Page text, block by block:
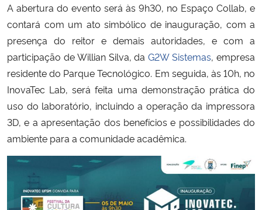
Secretaria-Geral
Secretaria de Governo
Gabinete de Segurança Institucional
Advocacia-Geral da União
A abertura do evento será às 9h30, no Espaço Collab, e
contará com um ato simbólico de inauguração, com a
presença do reitor e demais autoridades, e com a
participação de Willian Silva, daG2W Sistemas, empresa
residente do Parque Tecnológico. Em seguida, às 10h, no
InovaTec Lab, será feita uma demonstração prática do
uso do laboratório, incluindo a operação da impressora
3D, e a apresentação dos benefícios e possibilidades do
ambiente para a comunidade acadêmica.